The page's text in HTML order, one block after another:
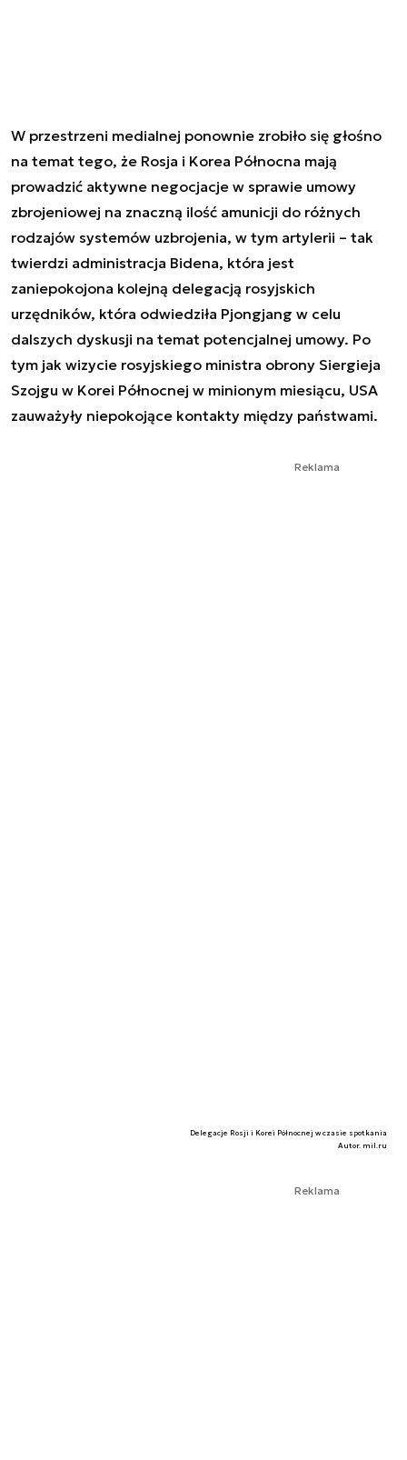
W przestrzeni medialnej ponownie zrobiło się głośno
na temat tego, że Rosja i Korea Północna mają
prowadzić aktywne negocjacje w sprawie umowy
zbrojeniowej na znaczną ilość amunicji do różnych
rodzajów systemów uzbrojenia, w tym artylerii – tak
twierdzi administracja Bidena, która jest
zaniepokojona kolejną delegacją rosyjskich
urzędników, która odwiedziła Pjongjang w celu
dalszych dyskusji na temat potencjalnej umowy. Po
tym jak wizycie rosyjskiego ministra obrony Siergieja
Szojgu w Korei Północnej w minionym miesiącu, USA
zauważyły niepokojące kontakty między państwami.
Reklama
Delegacje Rosji i Korei Północnej w czasie spotkania
Autor. mil.ru
Reklama